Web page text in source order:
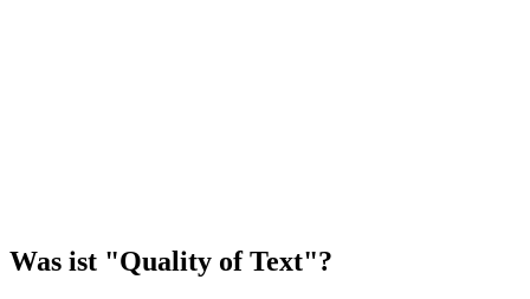
Was ist "Quality of Text"?